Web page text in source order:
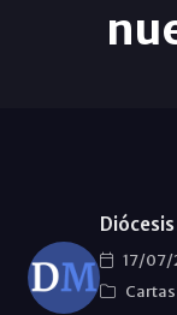
17/07/